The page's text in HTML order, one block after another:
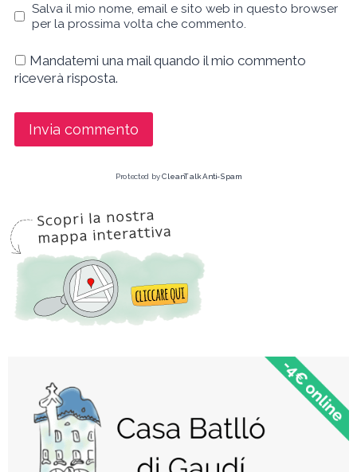
Salva il mio nome, email e sito web in questo browser
per la prossima volta che commento.
Mandatemi una mail quando il mio commento
riceverà risposta.
Protected byCleanTalk Anti-Spam